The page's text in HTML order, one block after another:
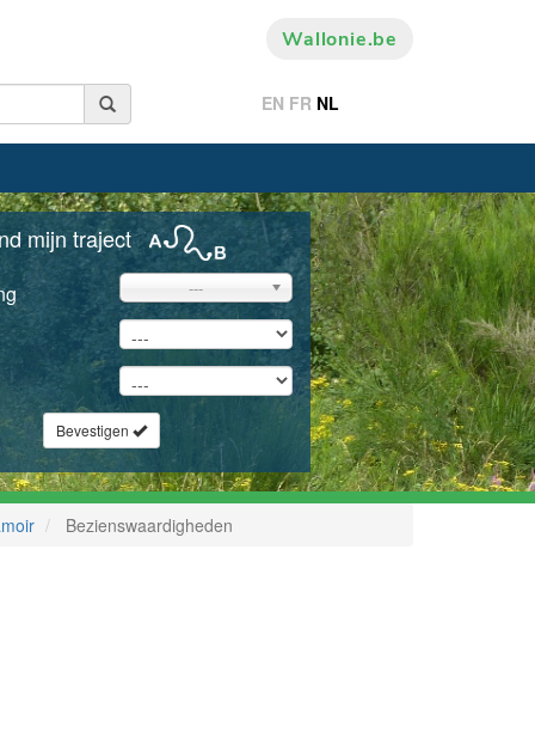
Wallonie.be
EN FR NL
mijn traject
---
Bevestigen
Bezienswaardigheden